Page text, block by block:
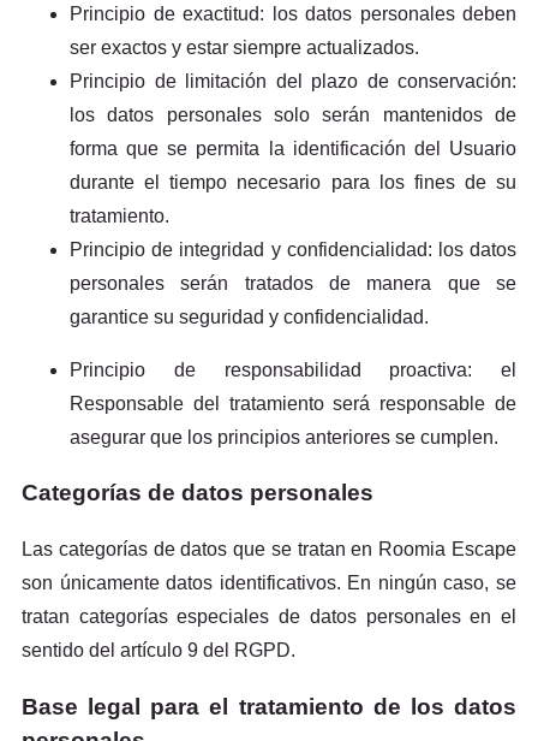
Principio de exactitud: los datos personales deben
ser exactos y estar siempre actualizados.
Principio de limitación del plazo de conservación:
los datos personales solo serán mantenidos de
forma que se permita la identificación del Usuario
durante el tiempo necesario para los fines de su
tratamiento.
Principio de integridad y confidencialidad: los datos
personales serán tratados de manera que se
garantice su seguridad y confidencialidad.
Principio de responsabilidad proactiva: el
Responsable del tratamiento será responsable de
asegurar que los principios anteriores se cumplen.
Categorías de datos personales
Las categorías de datos que se tratan en Roomia Escape
son únicamente datos identificativos. En ningún caso, se
tratan categorías especiales de datos personales en el
sentido del artículo 9 del RGPD.
Base legal para el tratamiento de los datos